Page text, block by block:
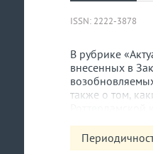
ISSN: 2222-3878
В рубрике
внесенных в
также о том,
среды
17.01.06-001-